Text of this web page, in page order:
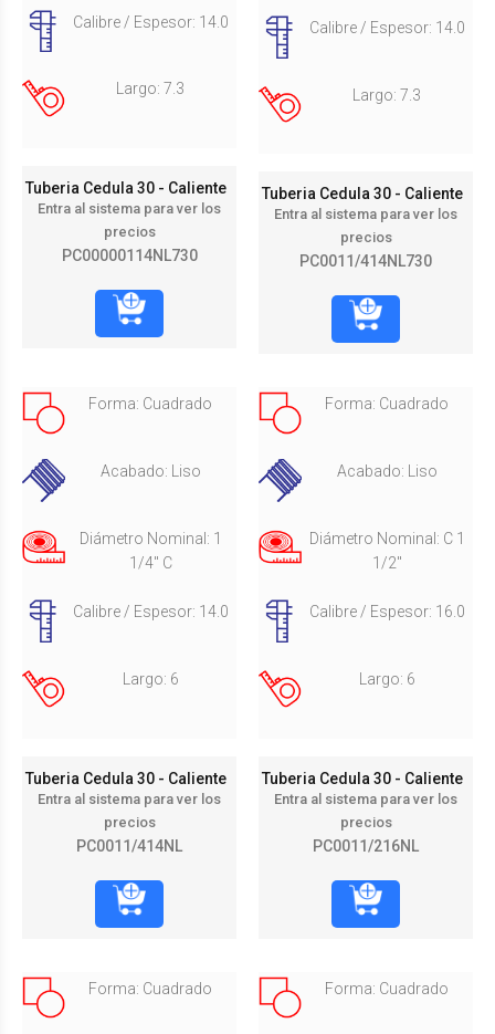
Calibre / Espesor: 14.0
Largo: 7.3
Tuberia Cedula 30 - Caliente
Entra al sistema para ver los
precios
PC00000114NL730
Calibre / Espesor: 14.0
Largo: 7.3
Tuberia Cedula 30 - Caliente
Entra al sistema para ver los
precios
PC0011/414NL730
Forma: Cuadrado
Acabado: Liso
Diámetro Nominal: 1
1/4" C
Calibre / Espesor: 14.0
Largo: 6
Tuberia Cedula 30 - Caliente
Entra al sistema para ver los
precios
PC0011/414NL
Forma: Cuadrado
Acabado: Liso
Diámetro Nominal: C 1
1/2"
Calibre / Espesor: 16.0
Largo: 6
Tuberia Cedula 30 - Caliente
Entra al sistema para ver los
precios
PC0011/216NL
Forma: Cuadrado Forma: Cuadrado